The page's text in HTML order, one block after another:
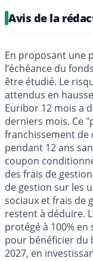
Avis de la
En proposant une
l’échéance du
être étudié. Le
attendus en
Euribor 12 mois a
derniers mois. Ce
franchissement de
pendant 12 ans
coupon
des frais de
de gestion sur les
sociaux et frais de
restent à déduire.
protégé à 100%
pour bénéficier du
2027, en